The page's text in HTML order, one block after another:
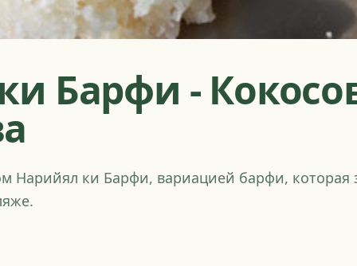
Барфи -
Нарийял ки Барфи, вариацией барфи, которая